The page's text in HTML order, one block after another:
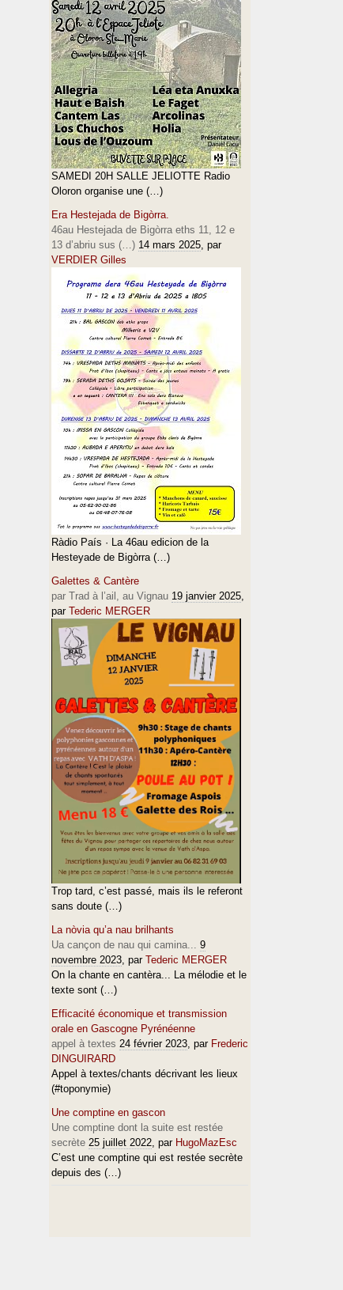
SAMEDI 20H SALLE JELIOTTE Radio
Oloron organise une (…)
Era Hestejada de Bigòrra.
46au Hestejada de Bigòrra eths 11, 12 e
13 d’abriu sus (…) 14 mars 2025, par
VERDIER Gilles
Ràdio País · La 46au edicion de la
Hesteyade de Bigòrra (…)
Galettes & Cantère
par Trad à l’ail, au Vignau 19 janvier 2025,
par Tederic MERGER
Trop tard, c’est passé, mais ils le referont
sans doute (…)
La nòvia qu’a nau brilhants
Ua cançon de nau qui camina... 9
novembre 2023, par Tederic MERGER
On la chante en cantèra... La mélodie et le
texte sont (…)
Efficacité économique et transmission
orale en Gascogne Pyrénéenne
appel à textes 24 février 2023, par Frederic
DINGUIRARD
Appel à textes/chants décrivant les lieux
(#toponymie)
Une comptine en gascon
Une comptine dont la suite est restée
secrète 25 juillet 2022, par HugoMazEsc
C’est une comptine qui est restée secrète
depuis des (…)